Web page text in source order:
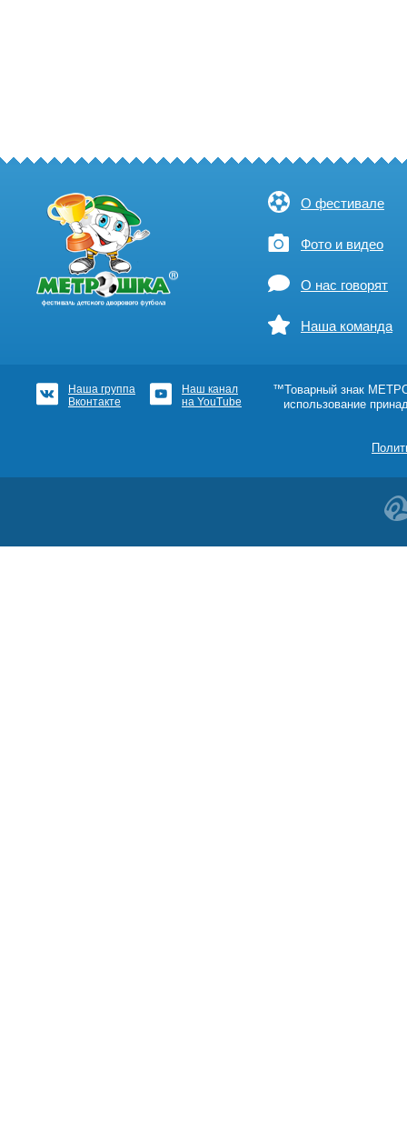
О фестивале
Фото и видео
О нас говорят
Наша команда
Наша группа
Вконтакте
Наш канал
на YouTube
™Товарный знак
использование